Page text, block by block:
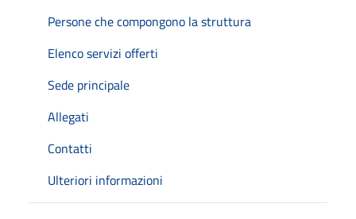
Persone che compongono la struttura
Elenco servizi offerti
Sede principale
Allegati
Contatti
Ulteriori informazioni